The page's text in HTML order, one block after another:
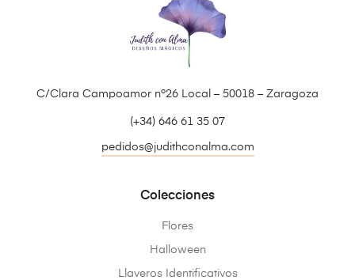
C/Clara Campoamor nº26 Local – 50018 – Zaragoza
(+34) 646 61 35 07
pedidos@judithconalma.com
Colecciones
Flores
Halloween
Llaveros Identificativos